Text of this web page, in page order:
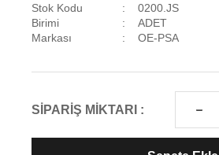
Stok Kodu
0200.JS
Birimi
ADET
Markası
OE-PSA
SİPARİŞ MİKTARI :